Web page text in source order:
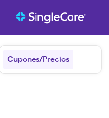
Cupones/Precios